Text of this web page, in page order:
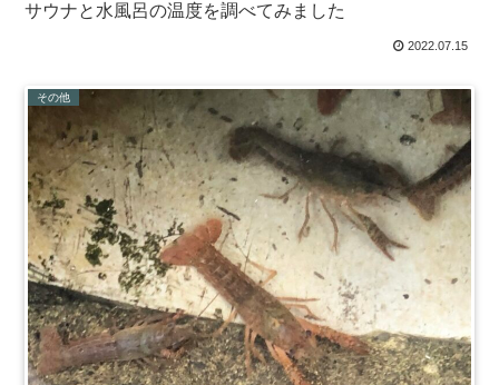
サウナと水風呂の温度を調べてみました
2022.07.15
その他